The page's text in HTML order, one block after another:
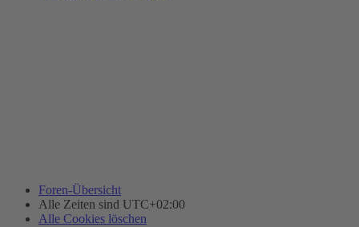
Foren-Übersicht
Alle Zeiten sind UTC+02:00
Alle Cookies löschen